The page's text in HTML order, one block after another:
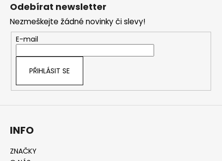
Odebírat newsletter
Nezmeškejte žádné novinky či slevy!
E-mail
PŘIHLÁSIT SE
INFO
ZNAČKY